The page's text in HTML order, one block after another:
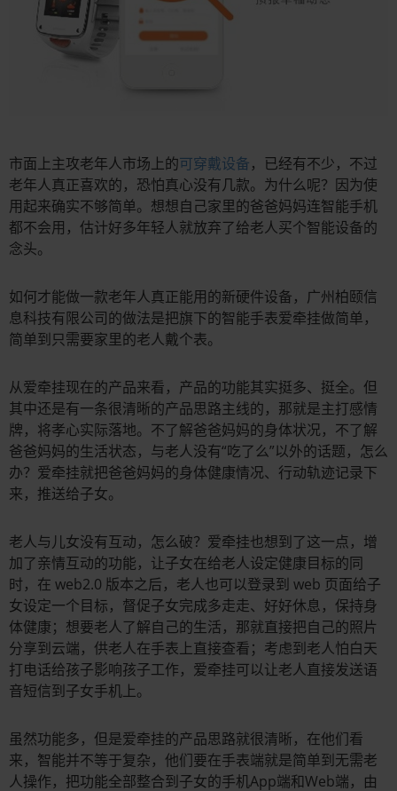
市面上主攻老年人市场上的可穿戴设备，已经有不少，不过
老年人真正喜欢的，恐怕真心没有几款。为什么呢？因为使
用起来确实不够简单。想想自己家里的爸爸妈妈连智能手机
都不会用，估计好多年轻人就放弃了给老人买个智能设备的
念头。
如何才能做一款老年人真正能用的新硬件设备，广州柏颐信
息科技有限公司的做法是把旗下的智能手表爱牵挂做简单，
简单到只需要家里的老人戴个表。
从爱牵挂现在的产品来看，产品的功能其实挺多、挺全。但
其中还是有一条很清晰的产品思路主线的，那就是主打感情
牌，将孝心实际落地。不了解爸爸妈妈的身体状况，不了解
爸爸妈妈的生活状态，与老人没有“吃了么”以外的话题，怎么
办？爱牵挂就把爸爸妈妈的身体健康情况、行动轨迹记录下
来，推送给子女。
老人与儿女没有互动，怎么破？爱牵挂也想到了这一点，增
加了亲情互动的功能，让子女在给老人设定健康目标的同
时，在 web2.0 版本之后，老人也可以登录到 web 页面给子
女设定一个目标，督促子女完成多走走、好好休息，保持身
体健康；想要老人了解自己的生活，那就直接把自己的照片
分享到云端，供老人在手表上直接查看；考虑到老人怕白天
打电话给孩子影响孩子工作，爱牵挂可以让老人直接发送语
音短信到子女手机上。
虽然功能多，但是爱牵挂的产品思路就很清晰，在他们看
来，智能并不等于复杂，他们要在手表端就是简单到无需老
人操作，把功能全部整合到子女的手机App端和Web端，由